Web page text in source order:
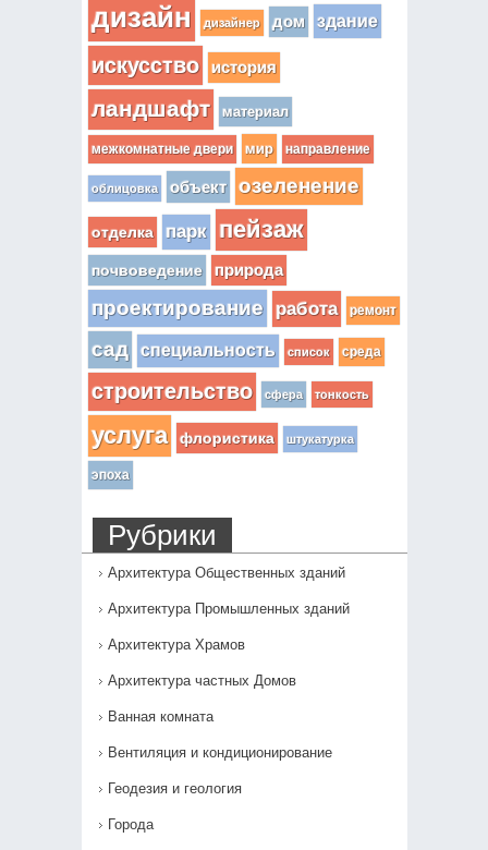
дизайн дизайнер дом здание
искусство история
ландшафт материал
межкомнатные двери мир направление
облицовка объект озеленение
отделка парк пейзаж
почвоведение природа
проектирование работа ремонт
сад специальность список среда
строительство сфера тонкость
услуга флористика штукатурка
эпоха
Рубрики
Архитектура Общественных зданий
Архитектура Промышленных зданий
Архитектура Храмов
Архитектура частных Домов
Ванная комната
Вентиляция и кондиционирование
Геодезия и геология
Города